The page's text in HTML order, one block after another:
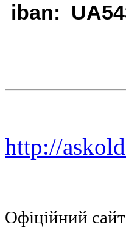
iban:
http://
Офіційний